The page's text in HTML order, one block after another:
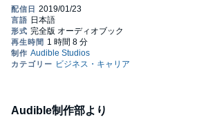
羅針盤を使わず航海するようなもの。坐礁は必
数字は数字にして数字にあらず――。その裏
ってこそ、役に立つ。
エコノミストに聞く「経済指標のホントの見
まりやすい経済指標の落とし穴に加え、以下の
【指標の読み方】景気、為替市場、商品市場、
Audible制作部より